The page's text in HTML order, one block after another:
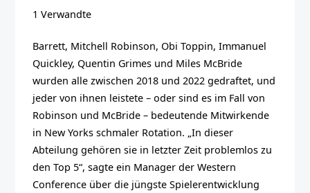
1 Verwandte
Barrett, Mitchell Robinson, Obi Toppin, Immanuel
Quickley, Quentin Grimes und Miles McBride
wurden alle zwischen 2018 und 2022 gedraftet, und
jeder von ihnen leistete – oder sind es im Fall von
Robinson und McBride – bedeutende Mitwirkende
in New Yorks schmaler Rotation. „In dieser
Abteilung gehören sie in letzter Zeit problemlos zu
den Top 5“, sagte ein Manager der Western
Conference über die jüngste Spielerentwicklung